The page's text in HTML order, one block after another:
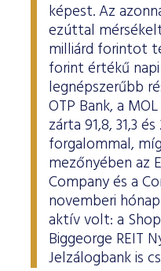
képest. Az
ezúttal
milliárd forintot
forint értékű
legnépszerűbb
OTP Bank, a
zárta 91,8, 31,3
forgalommal,
mezőnyében az
Company és a
novemberi
aktív volt: a
Biggeorge REIT
Jelzálogbank is